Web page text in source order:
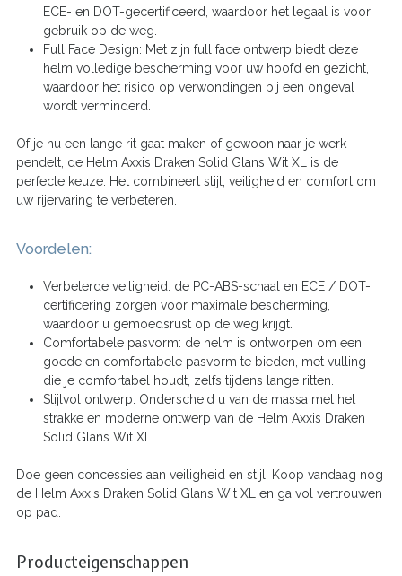
ECE- en DOT-gecertificeerd, waardoor het legaal is voor
gebruik op de weg.
Full Face Design: Met zijn full face ontwerp biedt deze
helm volledige bescherming voor uw hoofd en gezicht,
waardoor het risico op verwondingen bij een ongeval
wordt verminderd.
Of je nu een lange rit gaat maken of gewoon naar je werk
pendelt, de Helm Axxis Draken Solid Glans Wit XL is de
perfecte keuze. Het combineert stijl, veiligheid en comfort om
uw rijervaring te verbeteren.
Voordelen:
Verbeterde veiligheid: de PC-ABS-schaal en ECE / DOT-
certificering zorgen voor maximale bescherming,
waardoor u gemoedsrust op de weg krijgt.
Comfortabele pasvorm: de helm is ontworpen om een
goede en comfortabele pasvorm te bieden, met vulling
die je comfortabel houdt, zelfs tijdens lange ritten.
Stijlvol ontwerp: Onderscheid u van de massa met het
strakke en moderne ontwerp van de Helm Axxis Draken
Solid Glans Wit XL.
Doe geen concessies aan veiligheid en stijl. Koop vandaag nog
de Helm Axxis Draken Solid Glans Wit XL en ga vol vertrouwen
op pad.
Producteigenschappen